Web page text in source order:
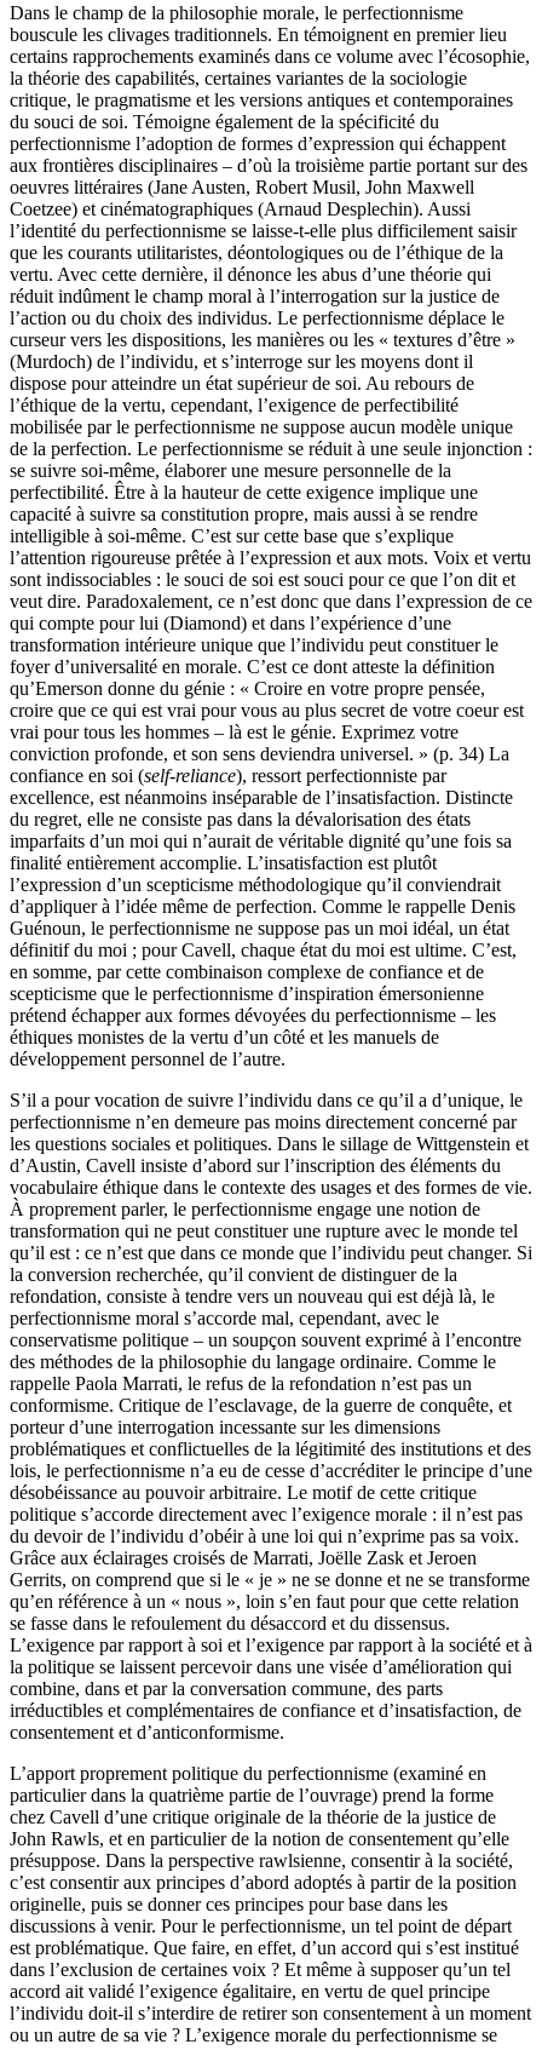
Dans le champ de la philosophie morale, le perfectionnisme
bouscule les clivages traditionnels. En témoignent en premier lieu
certains rapprochements examinés dans ce volume avec l’écosophie,
la théorie des capabilités, certaines variantes de la sociologie
critique, le pragmatisme et les versions antiques et contemporaines
du souci de soi. Témoigne également de la spécificité du
perfectionnisme l’adoption de formes d’expression qui échappent
aux frontières disciplinaires – d’où la troisième partie portant sur des
oeuvres littéraires (Jane Austen, Robert Musil, John Maxwell
Coetzee) et cinématographiques (Arnaud Desplechin). Aussi
l’identité du perfectionnisme se laisse-t-elle plus difficilement saisir
que les courants utilitaristes, déontologiques ou de l’éthique de la
vertu. Avec cette dernière, il dénonce les abus d’une théorie qui
réduit indûment le champ moral à l’interrogation sur la justice de
l’action ou du choix des individus. Le perfectionnisme déplace le
curseur vers les dispositions, les manières ou les « textures d’être »
(Murdoch) de l’individu, et s’interroge sur les moyens dont il
dispose pour atteindre un état supérieur de soi. Au rebours de
l’éthique de la vertu, cependant, l’exigence de perfectibilité
mobilisée par le perfectionnisme ne suppose aucun modèle unique
de la perfection. Le perfectionnisme se réduit à une seule injonction :
se suivre soi-même, élaborer une mesure personnelle de la
perfectibilité. Être à la hauteur de cette exigence implique une
capacité à suivre sa constitution propre, mais aussi à se rendre
intelligible à soi-même. C’est sur cette base que s’explique
l’attention rigoureuse prêtée à l’expression et aux mots. Voix et vertu
sont indissociables : le souci de soi est souci pour ce que l’on dit et
veut dire. Paradoxalement, ce n’est donc que dans l’expression de ce
qui compte pour lui (Diamond) et dans l’expérience d’une
transformation intérieure unique que l’individu peut constituer le
foyer d’universalité en morale. C’est ce dont atteste la définition
qu’Emerson donne du génie : « Croire en votre propre pensée,
croire que ce qui est vrai pour vous au plus secret de votre coeur est
vrai pour tous les hommes – là est le génie. Exprimez votre
conviction profonde, et son sens deviendra universel. » (p. 34) La
confiance en soi (self-reliance), ressort perfectionniste par
excellence, est néanmoins inséparable de l’insatisfaction. Distincte
du regret, elle ne consiste pas dans la dévalorisation des états
imparfaits d’un moi qui n’aurait de véritable dignité qu’une fois sa
finalité entièrement accomplie. L’insatisfaction est plutôt
l’expression d’un scepticisme méthodologique qu’il conviendrait
d’appliquer à l’idée même de perfection. Comme le rappelle Denis
Guénoun, le perfectionnisme ne suppose pas un moi idéal, un état
définitif du moi ; pour Cavell, chaque état du moi est ultime. C’est,
en somme, par cette combinaison complexe de confiance et de
scepticisme que le perfectionnisme d’inspiration émersonienne
prétend échapper aux formes dévoyées du perfectionnisme – les
éthiques monistes de la vertu d’un côté et les manuels de
développement personnel de l’autre.
S’il a pour vocation de suivre l’individu dans ce qu’il a d’unique, le
perfectionnisme n’en demeure pas moins directement concerné par
les questions sociales et politiques. Dans le sillage de Wittgenstein et
d’Austin, Cavell insiste d’abord sur l’inscription des éléments du
vocabulaire éthique dans le contexte des usages et des formes de vie.
À proprement parler, le perfectionnisme engage une notion de
transformation qui ne peut constituer une rupture avec le monde tel
qu’il est : ce n’est que dans ce monde que l’individu peut changer. Si
la conversion recherchée, qu’il convient de distinguer de la
refondation, consiste à tendre vers un nouveau qui est déjà là, le
perfectionnisme moral s’accorde mal, cependant, avec le
conservatisme politique – un soupçon souvent exprimé à l’encontre
des méthodes de la philosophie du langage ordinaire. Comme le
rappelle Paola Marrati, le refus de la refondation n’est pas un
conformisme. Critique de l’esclavage, de la guerre de conquête, et
porteur d’une interrogation incessante sur les dimensions
problématiques et conflictuelles de la légitimité des institutions et des
lois, le perfectionnisme n’a eu de cesse d’accréditer le principe d’une
désobéissance au pouvoir arbitraire. Le motif de cette critique
politique s’accorde directement avec l’exigence morale : il n’est pas
du devoir de l’individu d’obéir à une loi qui n’exprime pas sa voix.
Grâce aux éclairages croisés de Marrati, Joëlle Zask et Jeroen
Gerrits, on comprend que si le « je » ne se donne et ne se transforme
qu’en référence à un « nous », loin s’en faut pour que cette relation
se fasse dans le refoulement du désaccord et du dissensus.
L’exigence par rapport à soi et l’exigence par rapport à la société et à
la politique se laissent percevoir dans une visée d’amélioration qui
combine, dans et par la conversation commune, des parts
irréductibles et complémentaires de confiance et d’insatisfaction, de
consentement et d’anticonformisme.
L’apport proprement politique du perfectionnisme (examiné en
particulier dans la quatrième partie de l’ouvrage) prend la forme
chez Cavell d’une critique originale de la théorie de la justice de
John Rawls, et en particulier de la notion de consentement qu’elle
présuppose. Dans la perspective rawlsienne, consentir à la société,
c’est consentir aux principes d’abord adoptés à partir de la position
originelle, puis se donner ces principes pour base dans les
discussions à venir. Pour le perfectionnisme, un tel point de départ
est problématique. Que faire, en effet, d’un accord qui s’est institué
dans l’exclusion de certaines voix ? Et même à supposer qu’un tel
accord ait validé l’exigence égalitaire, en vertu de quel principe
l’individu doit-il s’interdire de retirer son consentement à un moment
ou un autre de sa vie ? L’exigence morale du perfectionnisme se